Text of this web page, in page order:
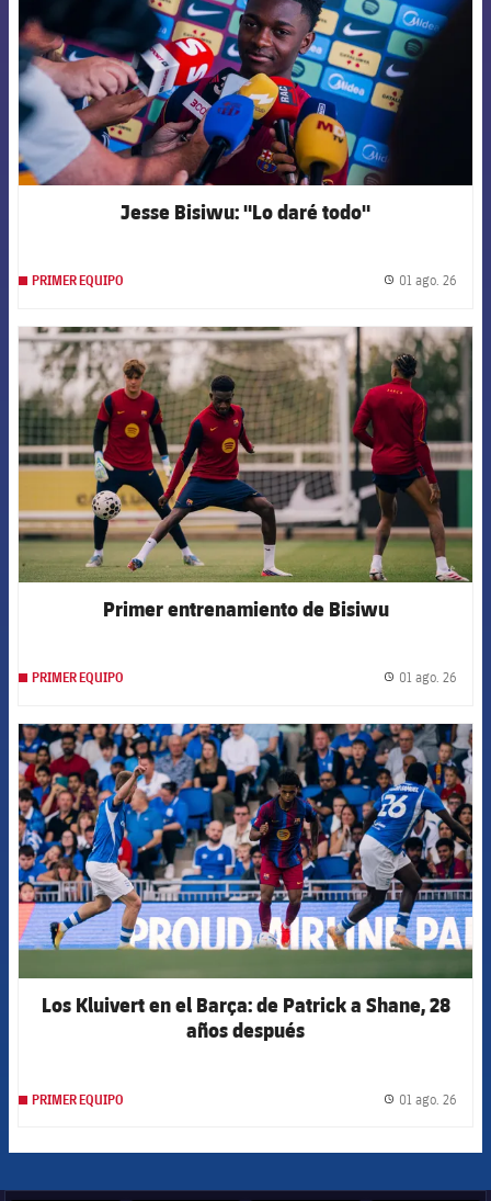
Jesse Bisiwu: "Lo daré todo"
PRIMER EQUIPO 01 ago. 26
FCB Barcelona badge
Primer entrenamiento de Bisiwu
PRIMER EQUIPO 01 ago. 26
FCB Barcelona badge
Los Kluivert en el Barça: de Patrick a Shane, 28
años después
PRIMER EQUIPO 01 ago. 26